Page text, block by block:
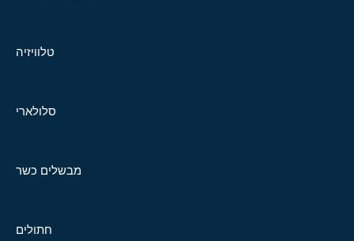
טלוויזיה
סלולארי
מבשלים כשר
חתולים